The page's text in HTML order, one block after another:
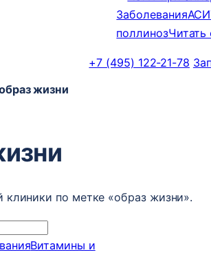
Заболевания
поллиноз
+7 (495) 122-21-78
жизни
клиники по метке «образ жизни».
Витамины и